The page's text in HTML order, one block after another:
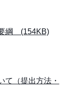
綱 (154KB)
て（提出方法・